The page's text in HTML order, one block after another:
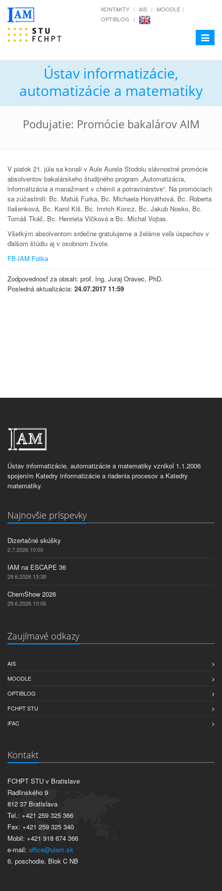
KONTAKTY AIS
MOODLE
OPTIBLOG
Toggle
Ústav informatizácie,
automatizácie a matematiky
Podujatie: Promócie bakalárov AIM
V piatok 21. júla sa konali v Aule Aurela Stodolu slávnostné promócie
absolventov bakalárskeho študijného program „Automatizácia,
informatizácia a manažment v chémii a potravinárstve“. Na promóciach
sa zúčastinili: Bc. Matúš Furka, Bc. Michaela Horváthová, Bc. Roberta
Ilašenková, Bc. Karol Kiš, Bc. Imrich Koncz, Bc. Jakub Nosko, Bc.
Tomáš Tkáč, Bc. Henrieta Vlčková a Bc. Michal Vojtas.
Všetkým absolventom srdečne gratulujeme a želáme veľa úspechov v
ďalšom štúdiu aj v osobnom živote.
FB-IAM:Fotka
Zodpovednosť za obsah: prof. Ing. Juraj Oravec, PhD.
Posledná aktualizácia: 24.07.2017 11:59
Ústav informatizácie, automatizácie a matematiky vznikol 1.1.2006
spojením Katedry informatizácie a riadenia procesov a Katedry
matematiky.
Najnovšie príspevky
Dizertačné skúšky
2.7.2026 10:00
IAM na ESCAPE 36
29.6.2026 13:38
ChemShow 2026
29.6.2026 10:06
Zaujímavé odkazy
AIS
MOODLE
OPTIBLOG
FCHPT STU
IFAC
Kontakt
FCHPT STU v Bratislave
Radlinského 9
812 37 Bratislava
Tel.: +421 259 325 366
Fax: +421 259 325 340
Mobil: +421 918 674 366
e-mail: office@uiam.sk
6. poschodie, Blok C NB